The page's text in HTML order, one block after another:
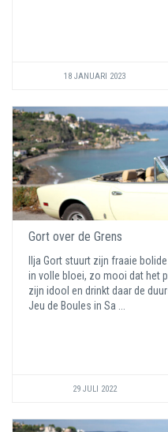
18 JANUARI 2023
Gort over de Grens
Ilja Gort stuurt zijn fraaie
in volle bloei, zo mooi dat het
zijn idool en drinkt daar de
Jeu de Boules in Sa ...
29 JULI 2022